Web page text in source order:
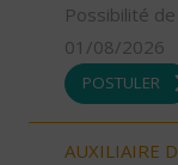
Possibilité
01/08/2026
POSTULER
AUXILIAIRE